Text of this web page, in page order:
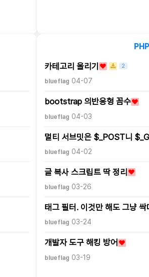
카테고리 올리기 2
blueflag 04-07
bootstrap 의반응형 꼼수
blueflag 04-03
멀티 서브밋은 $_POST니
blueflag 04-02
글 복사 스크립트 딱 정리
blueflag 03-26
태그 필터. 이것만 해도 그냥 싹
blueflag 03-24
개발자 도구 해킹 방어
blueflag 03-19